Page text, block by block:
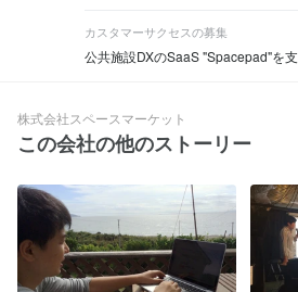
カスタマーサクセスの募集
公共施設DXのSaaS "Spacepad"を
株式会社スペースマーケット
この会社の他のストーリー